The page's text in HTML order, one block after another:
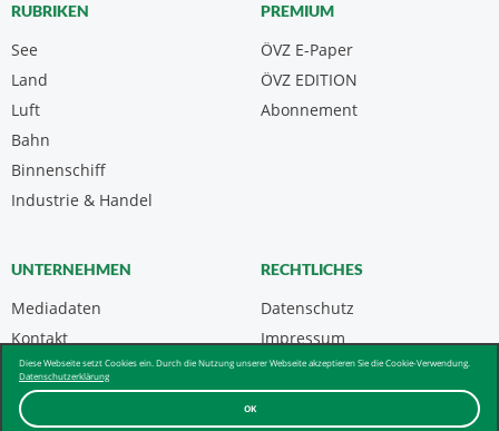
OK
Diese Webseite setzt Cookies ein. Durch die Nutzung unserer Webseite akzeptieren Sie die Cookie-Verwendung.
Datenschutzerklärung
RUBRIKEN
See
Land
Luft
Bahn
Binnenschiff
Industrie & Handel
PREMIUM
ÖVZ E-Paper
Abonnement
ÖVZ EDITION
UNTERNEHMEN
Mediadaten
Kontakt
Über uns & AGB
RECHTLICHES
Datenschutz
Impressum